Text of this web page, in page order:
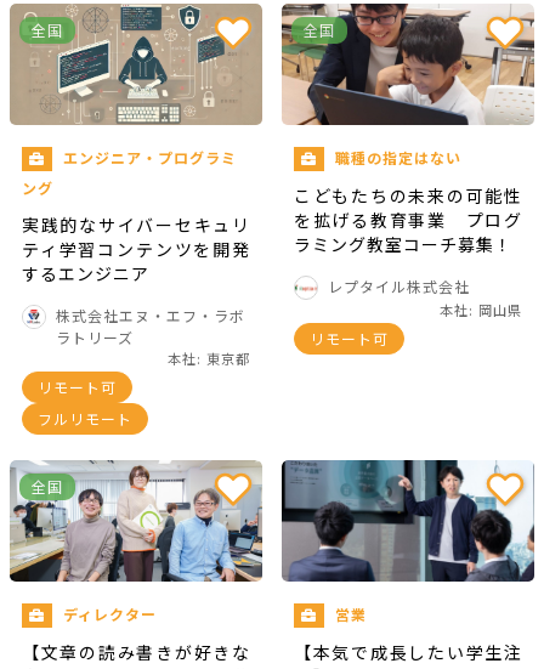
全国
エンジニア・プログラミ
ング
実践的なサイバーセキュリ
ティ学習コンテンツを開発
するエンジニア
株式会社エヌ・エフ・ラボ
ラトリーズ
本社: 東京都
リモート可
フルリモート
全国
職種の指定はない
こどもたちの未来の可能性
を拡げる教育事業 プログ
ラミング教室コーチ募集！
レプタイル株式会社
本社: 岡山県
リモート可
全国
ディレクター
【文章の読み書きが好きな
営業
【本気で成長したい学生注